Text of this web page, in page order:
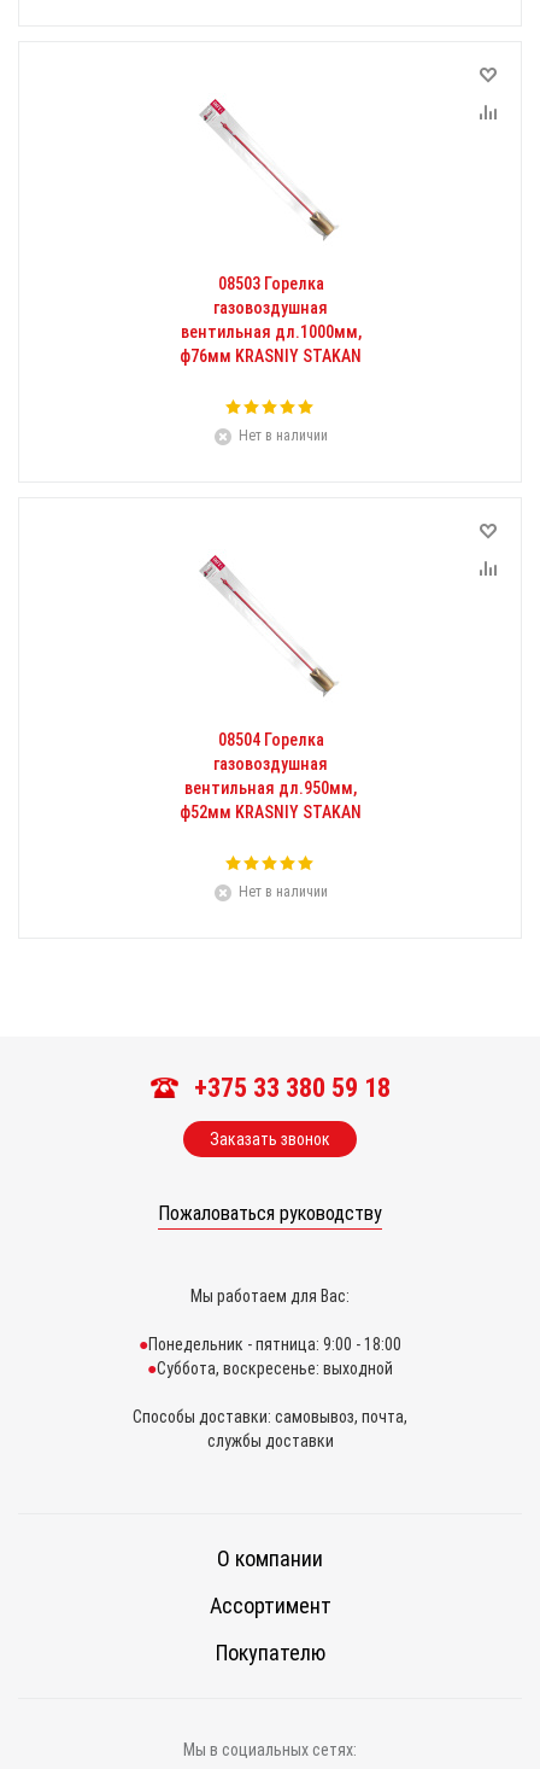
08503 Горелка
газовоздушная
вентильная дл.1000мм,
ф76мм KRASNIY STAKAN
Нет в наличии
08504 Горелка
газовоздушная
вентильная дл.950мм,
ф52мм KRASNIY STAKAN
Нет в наличии
+375 33 380 59 18
Заказать звонок
Пожаловаться руководству
Мы работаем для Вас:
Понедельник - пятница: 9:00 - 18:00
Суббота, воскресенье: выходной
Способы доставки: самовывоз, почта,
службы доставки
О компании
Ассортимент
Покупателю
Мы в социальных сетях: